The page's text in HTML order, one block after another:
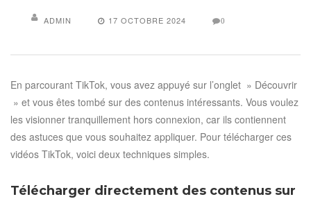
ADMIN 17 OCTOBRE 2024 0
En parcourant TikTok, vous avez appuyé sur l’onglet » Découvrir
» et vous êtes tombé sur des contenus intéressants. Vous voulez
les visionner tranquillement hors connexion, car ils contiennent
des astuces que vous souhaitez appliquer. Pour télécharger ces
vidéos TikTok, voici deux techniques simples.
Télécharger directement des contenus sur